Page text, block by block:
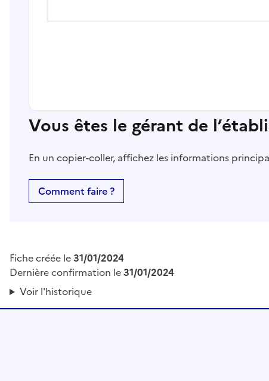
Vous êtes le gérant de
En un copier-coller, affichez les informations
Comment faire ?
Fiche créée le31/01/2024
Dernière confirmation le31/01/2024
Voir l'historique